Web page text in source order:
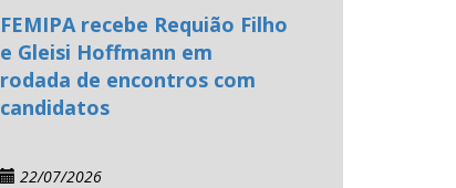
FEMIPA recebe Requião Filho
e Gleisi Hoffmann em
rodada de encontros com
candidatos
22/07/2026